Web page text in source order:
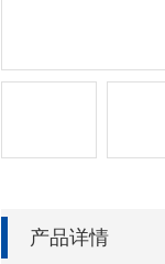
产品详情